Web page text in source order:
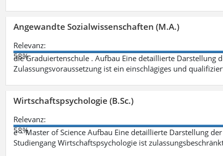
Angewandte Sozialwissenschaften (M.A.)
Relevanz:
58%
die Graduiertenschule . Aufbau Eine detaillierte Darstellung
Zulassungsvoraussetzung ist ein einschlägiges und
Wirtschaftspsychologie (B.Sc.)
Relevanz:
58%
e – Master of Science Aufbau Eine detaillierte Darstellung
Studiengang Wirtschaftspsychologie ist